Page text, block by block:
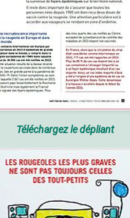
Téléchargez le dépliant